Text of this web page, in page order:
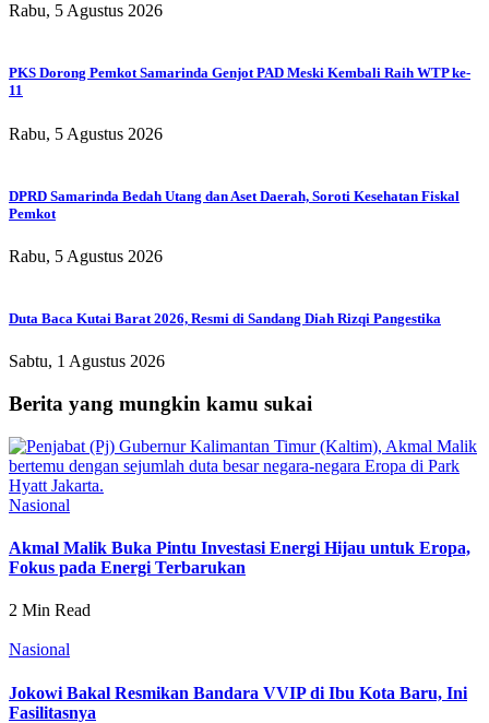
Rabu, 5 Agustus 2026
PKS Dorong Pemkot Samarinda Genjot PAD Meski Kembali Raih WTP ke-
11
Rabu, 5 Agustus 2026
DPRD Samarinda Bedah Utang dan Aset Daerah, Soroti Kesehatan Fiskal
Pemkot
Rabu, 5 Agustus 2026
Duta Baca Kutai Barat 2026, Resmi di Sandang Diah Rizqi Pangestika
Sabtu, 1 Agustus 2026
Berita yang mungkin kamu sukai
Nasional
Akmal Malik Buka Pintu Investasi Energi Hijau untuk Eropa,
Fokus pada Energi Terbarukan
2 Min Read
Nasional
Jokowi Bakal Resmikan Bandara VVIP di Ibu Kota Baru, Ini
Fasilitasnya